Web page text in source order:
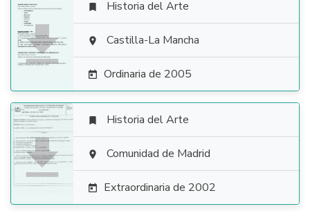

 Historia del Arte
 Castilla-La Mancha
 Ordinaria de 2005

 Historia del Arte
 Comunidad de Madrid
 Extraordinaria de 2002